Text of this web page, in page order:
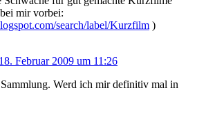
mir vorbei:
search/label/Kurzfilm )
18. Februar 2009 um 11:26
Werd ich mir definitiv mal in